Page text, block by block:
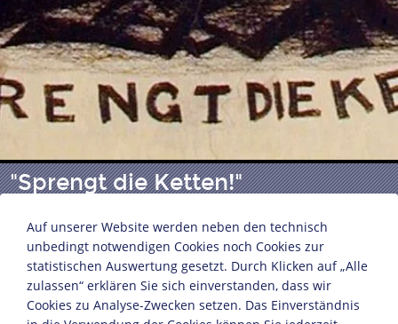
"Sprengt die Ketten!"
Wahlaufruf der USPD
München, 1919
Lithografie
111,9 x 79,7 cm
Auf unserer Website werden neben den technisch
unbedingt notwendigen Cookies noch Cookies zur
statistischen Auswertung gesetzt. Durch Klicken auf „Alle
zulassen“ erklären Sie sich einverstanden, dass wir
Cookies zu Analyse-Zwecken setzen. Das Einverständnis